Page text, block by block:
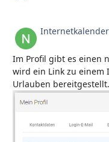
Internetkalender
Im Profil gibt es einen
wird ein Link zu einem
Urlauben bereitgestellt.